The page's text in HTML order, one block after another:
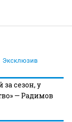
Эксклюзив
за сезон, у
— Радимов